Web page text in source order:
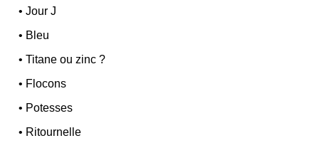
•Jour J
• Bleu
•Titane ou zinc ?
• Flocons
• Potesses
• Ritournelle